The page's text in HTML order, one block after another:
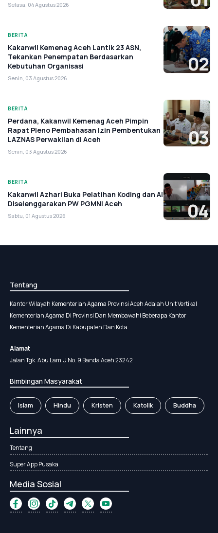
Selasa, 04 Agustus 2026
BERITA
Kakanwil Kemenag Aceh Lantik 23 ASN,
Tekankan Penempatan Berdasarkan
Kebutuhan Organisasi
Senin, 03 Agustus 2026
02
BERITA
Perdana, Kakanwil Kemenag Aceh Pimpin
Rapat Pleno Pembahasan Izin Pembentukan
LAZNAS Perwakilan di Aceh
Senin, 03 Agustus 2026
03
BERITA
Kakanwil Azhari Buka Pelatihan Koding dan AI
Diselenggarakan PW PGMNI Aceh
Sabtu, 01 Agustus 2026 04
Tentang
Kantor Wilayah Kementerian Agama Provinsi Aceh Adalah Unit Vertikal
Kementerian Agama Di Provinsi Dan Membawahi Beberapa Kantor
Kementerian Agama Di Kabupaten Dan Kota.
Alamat
Jalan Tgk. Abu Lam U No. 9 Banda Aceh 23242
Bimbingan Masyarakat
Islam Hindu Kristen Katolik Buddha
Lainnya
Tentang
Super App Pusaka
Media Sosial